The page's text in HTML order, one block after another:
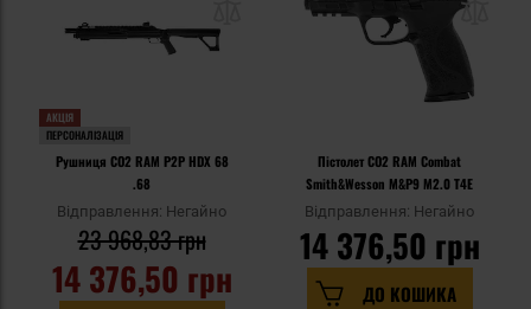
АКЦІЯ
ПЕРСОНАЛІЗАЦІЯ
Рушниця CO2 RAM P2P HDX 68
.68
Відправлення: Негайно
14 376,50 грн
23 968,83 грн
Пістолет CO2 RAM Combat
Smith&Wesson M&P9 M2.0 T4E
Відправлення: Негайно
14 376,50 грн
ДО КОШИКА